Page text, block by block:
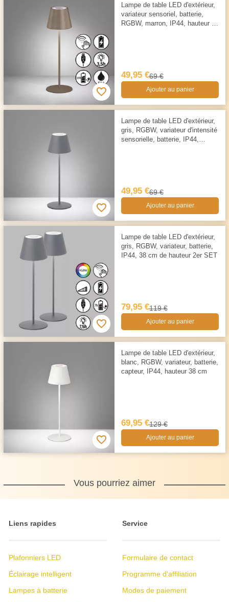
Lampe de table LED d'extérieur,
variateur sensoriel, batterie,
RGBW, marron, IP44, hauteur 38
49,95 €69 €
Ajouter au panier
Lampe de table LED d'extérieur,
gris, RGBW, variateur d'intensité
sensorielle, batterie, IP44,
49,95 €69 €
Ajouter au panier
Lampe de table LED d'extérieur,
gris, RGBW, variateur, batterie,
IP44, 38 cm de hauteur 2er SET
79,95 €119 €
Ajouter au panier
Lampe de table LED d'extérieur,
blanc, RGBW, variateur, batterie,
capteur, IP44, hauteur 38 cm
69,95 €129 €
Ajouter au panier
Vous pourriez aimer
Liens rapides
Plafonniers LED
Éclairage intelligent
Lampes à batterie
Service
Formulaire de contact
Programme d'affiliation
Modes de paiement